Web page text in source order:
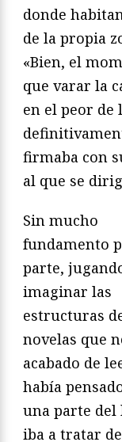
donde
de la propia
«Bien, el
que varar la
en el peor de
firmaba con
al que se
Sin mucho
fundamento
parte,
imaginar las
estructuras
novelas que
acabado de
había
una parte
iba a tratar